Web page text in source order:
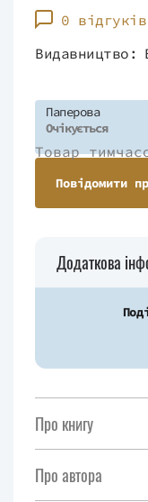
0 відгуків
Видавництво:
Паперова
Очікується
Товар
Повідомити
Додаткова
Про книгу
Про автора